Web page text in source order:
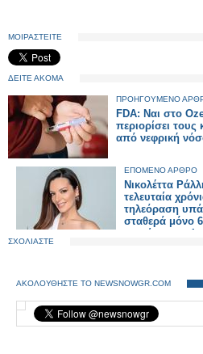
ΜΟΙΡΑΣΤΕΙΤΕ
ΔΕΙΤΕ ΑΚΟΜΑ
ΠΡΟΗΓΟΥΜΕΝΟ
FDA: Ναι στο
περιορίσει τους
από νεφρική
ΕΠΟΜΕΝΟ ΑΡΘΡΟ
Νικολέττα
τελευταία
τηλεόραση
σταθερά μόνο
γυναίκες και 4
ΣΧΟΛΙΑΣΤΕ
ΑΚΟΛΟΥΘΗΣΤΕ ΤΟ NEWSNOWGR.COM